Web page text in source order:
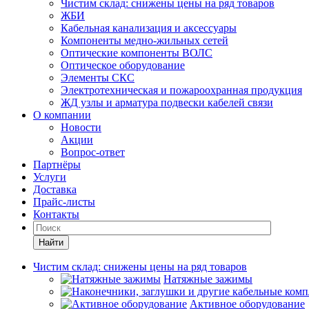
Чистим склад: снижены цены на ряд товаров
ЖБИ
Кабельная канализация и аксессуары
Компоненты медно-жильных сетей
Оптические компоненты ВОЛС
Оптическое оборудование
Элементы СКС
Электротехническая и пожароохранная продукция
ЖД узлы и арматура подвески кабелей связи
О компании
Новости
Акции
Вопрос-ответ
Партнёры
Услуги
Доставка
Прайс-листы
Контакты
Найти
Чистим склад: снижены цены на ряд товаров
Натяжные зажимы
Активное оборудование